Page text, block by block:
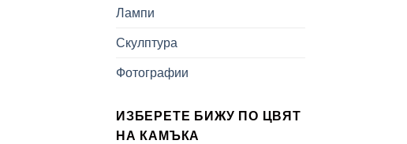
Лампи
Скулптура
Фотографии
ИЗБЕРЕТЕ БИЖУ ПО ЦВЯТ
НА КАМЪКА